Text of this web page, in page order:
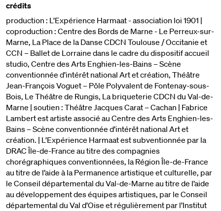
crédits
production : L’Expérience Harmaat - association loi 1901 |
coproduction : Centre des Bords de Marne - Le Perreux-sur-
Marne, La Place de la Danse CDCN Toulouse / Occitanie et
CCN – Ballet de Lorraine dans le cadre du dispositif accueil
studio, Centre des Arts Enghien-les-Bains – Scène
conventionnée d’intérêt national Art et création, Théâtre
Jean-François Voguet – Pôle Polyvalent de Fontenay-sous-
Bois, Le Théâtre de Rungis, La briqueterie CDCN du Val-de-
Marne | soutien : Théâtre Jacques Carat – Cachan | Fabrice
Lambert est artiste associé au Centre des Arts Enghien-les-
Bains – Scène conventionnée d’intérêt national Art et
création. | L’Expérience Harmaat est subventionnée par la
DRAC Île-de-France au titre des compagnies
chorégraphiques conventionnées, la Région Île-de-France
au titre de l’aide à la Permanence artistique et culturelle, par
le Conseil départemental du Val-de-Marne au titre de l’aide
au développement des équipes artistiques, par le Conseil
départemental du Val d’Oise et régulièrement par l’Institut